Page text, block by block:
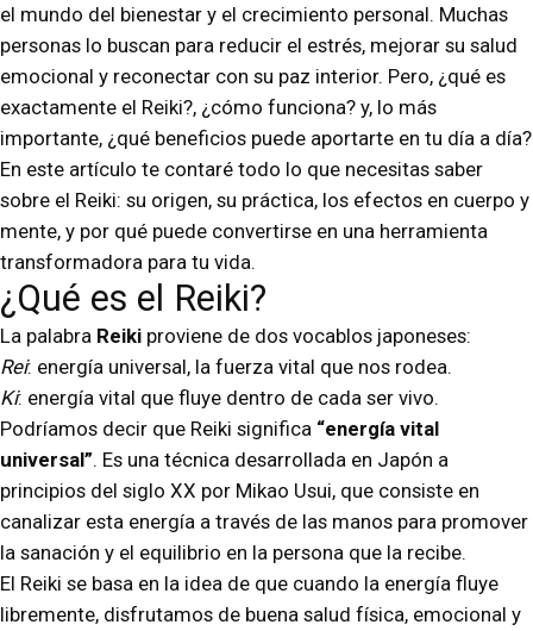
el mundo del bienestar y el crecimiento personal. Muchas
personas lo buscan para reducir el estrés, mejorar su salud
emocional y reconectar con su paz interior. Pero, ¿qué es
exactamente el Reiki?, ¿cómo funciona? y, lo más
importante, ¿qué beneficios puede aportarte en tu día a día?
En este artículo te contaré todo lo que necesitas saber
sobre el Reiki: su origen, su práctica, los efectos en cuerpo y
mente, y por qué puede convertirse en una herramienta
transformadora para tu vida.
¿Qué es el Reiki?
La palabra Reiki proviene de dos vocablos japoneses:
Rei: energía universal, la fuerza vital que nos rodea.
Ki: energía vital que fluye dentro de cada ser vivo.
Podríamos decir que Reiki significa “energía vital
universal”. Es una técnica desarrollada en Japón a
principios del siglo XX por Mikao Usui, que consiste en
canalizar esta energía a través de las manos para promover
la sanación y el equilibrio en la persona que la recibe.
El Reiki se basa en la idea de que cuando la energía fluye
libremente, disfrutamos de buena salud física, emocional y